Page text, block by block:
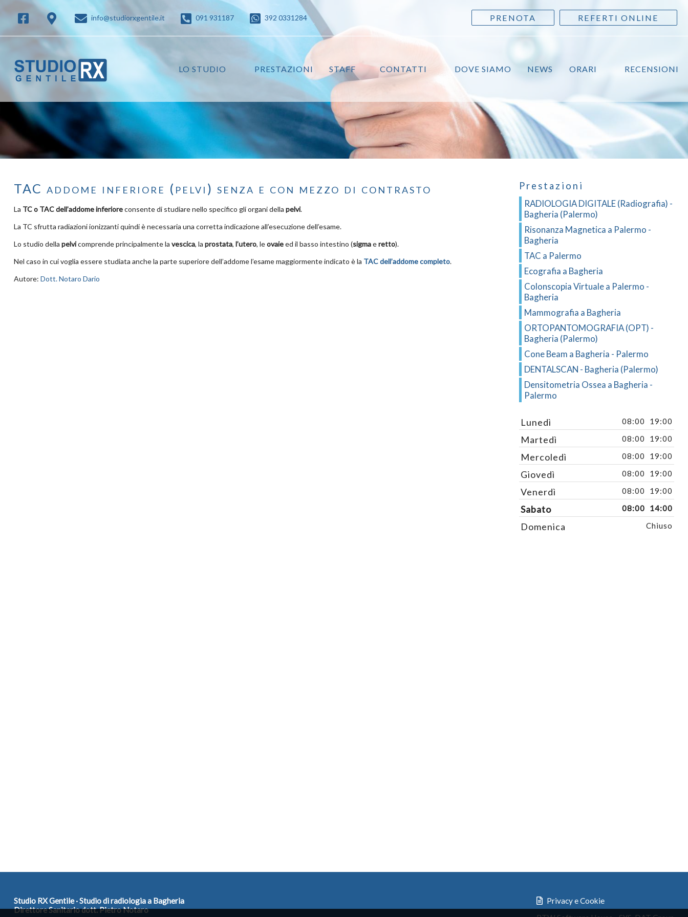
info@studiorxgentile.it 091 931187 392 0331284 REFERTI ONLINE
PRENOTA
LO STUDIO PRESTAZIONI STAFF CONTATTI DOVE SIAMO NEWS ORARI RECENSIONI
TAC addome inferiore (pelvi) senza e con mezzo di contrasto
La TC o TAC dell’addome inferioreconsente di studiare nello specifico gli organi della pelvi.
La TC sfrutta radiazioni ionizzanti quindi è necessaria una corretta indicazione all’esecuzione dell’esame.
Lo studio della pelvicomprende principalmente la vescica, la prostata, l’utero, leovaieed il basso intestino (sigmaeretto).
Nel caso in cui voglia essere studiata anche la parte superiore dell’addome l’esame maggiormente indicato è la TACdell’addome completo.
Autore: Dott. Notaro Dario
Prestazioni
RADIOLOGIA DIGITALE (Radiografia) -
Bagheria (Palermo)
Risonanza Magnetica a Palermo -
Bagheria
TAC a Palermo
Ecografia a Bagheria
Colonscopia Virtuale a Palermo -
Bagheria
Mammografia a Bagheria
ORTOPANTOMOGRAFIA (OPT) -
Bagheria (Palermo)
Cone Beam a Bagheria - Palermo
DENTALSCAN - Bagheria (Palermo)
Densitometria Ossea a Bagheria -
Palermo
Lunedì 08:00 19:00
Martedì 08:00 19:00
Mercoledì 08:00 19:00
Giovedì 08:00 19:00
Venerdì 08:00 19:00
Sabato 08:00 14:00
Domenica Chiuso
Studio RX Gentile · Studio di radiologia a Bagheria
Direttore Sanitario dott. Pietro Notaro
Privacy e Cookie